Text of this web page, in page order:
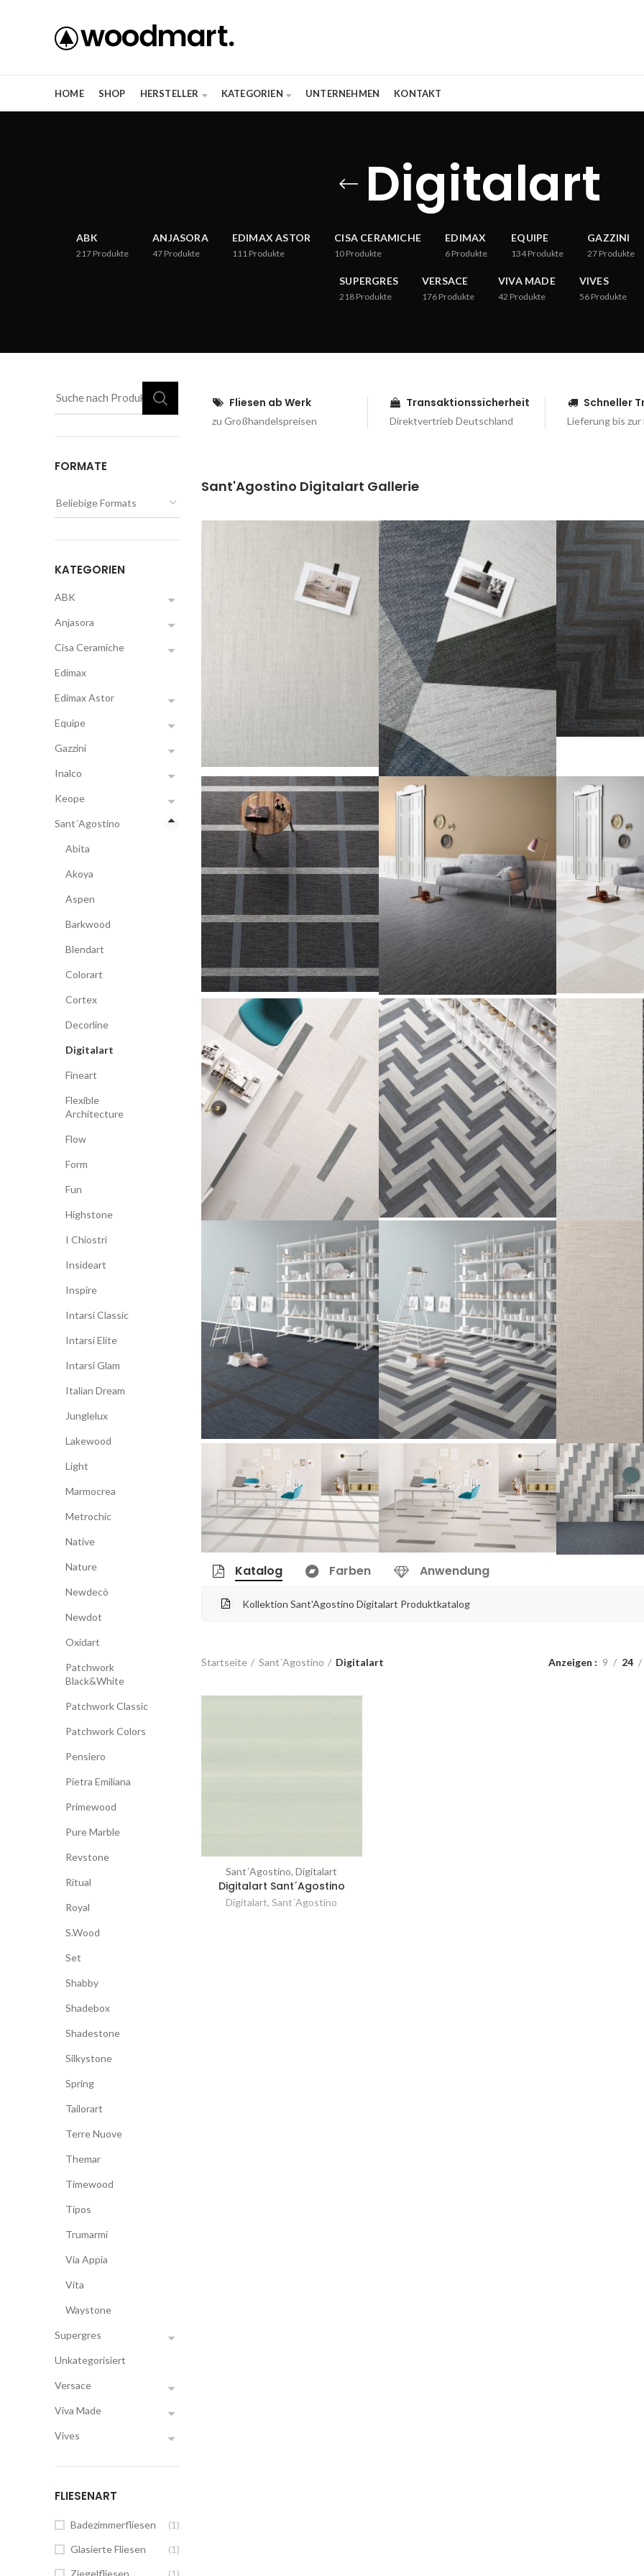
HOME SHOP HERSTELLER KATEGORIEN UNTERNEHMEN KONTAKT
Digitalart
ABK
217 Produkte
ANJASORA
47 Produkte
EDIMAX ASTOR
111 Produkte
CISA CERAMICHE
10 Produkte
EDIMAX
6 Produkte
EQUIPE
134Produkte
GAZZINI
27 Produkte
SUPERGRES
218 Produkte
VERSACE
176 Produkte
VIVA MADE
42 Produkte
VIVES
56 Produkte
Fliesen ab Werk
zu Großhandelspreisen
Transaktionssicherheit
Direktvertrieb Deutschland
Schneller
Lieferung bis
Sant'Agostino Digitalart Gallerie
Katalog Farben Anwendung
Kollektion Sant'Agostino Digitalart Produktkatalog
Startseite Sant´Agostino Digitalart Anzeigen 9 24
Vergleichen
Sant´Agostino, Digitalart
Digitalart Sant´Agostino
Digitalart,Sant´Agostino
FORMATE
KATEGORIEN
ABK
Anjasora
Cisa Ceramiche
Edimax
Edimax Astor
Equipe
Gazzini
Inalco
Keope
Sant´Agostino
Abita
Akoya
Aspen
Barkwood
Blendart
Colorart
Cortex
Decorline
Digitalart
Fineart
Flexible
Architecture
Flow
Form
Fun
Highstone
I Chiostri
Insideart
Inspire
Intarsi Classic
Intarsi Elite
Intarsi Glam
Italian Dream
Junglelux
Lakewood
Light
Marmocrea
Metrochic
Native
Nature
Newdecò
Newdot
Oxidart
Patchwork
Black&White
Patchwork Classic
Patchwork Colors
Pensiero
Pietra Emiliana
Primewood
Pure Marble
Revstone
Ritual
Royal
S.Wood
Set
Shabby
Shadebox
Shadestone
Silkystone
Spring
Tailorart
Terre Nuove
Themar
Timewood
Tipos
Trumarmi
Via Appia
Vita
Waystone
Supergres
Unkategorisiert
Versace
Viva Made
Vives
FLIESENART
Badezimmerfliesen
(1)
Glasierte Fliesen
(1)
Ziegelfliesen
(1)